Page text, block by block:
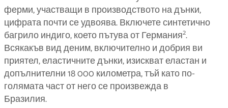
ферми, участващи в производството на дънки,
цифрата почти се удвоява. Включете синтетично
багрило индиго, което пътува от Германия2.
Всякакъв вид деним, включително и добрия ви
приятел, еластичните дънки, изискват еластан и
допълнителни 18 000 километра, тъй като по-
голямата част от него се произвежда в
Бразилия.